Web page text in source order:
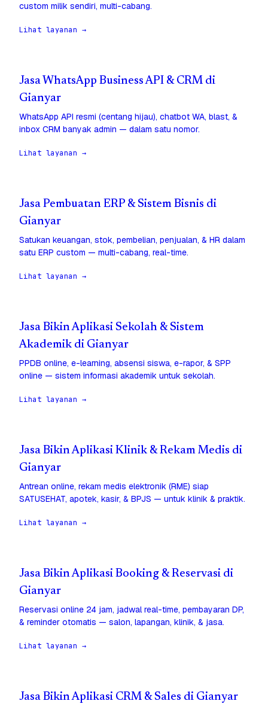
custom milik sendiri, multi-cabang.
Lihat layanan →
Jasa WhatsApp Business API & CRM di
Gianyar
WhatsApp API resmi (centang hijau), chatbot WA, blast, &
inbox CRM banyak admin — dalam satu nomor.
Lihat layanan →
Jasa Pembuatan ERP & Sistem Bisnis di
Gianyar
Satukan keuangan, stok, pembelian, penjualan, & HR dalam
satu ERP custom — multi-cabang, real-time.
Lihat layanan →
Jasa Bikin Aplikasi Sekolah & Sistem
Akademik di Gianyar
PPDB online, e-learning, absensi siswa, e-rapor, & SPP
online — sistem informasi akademik untuk sekolah.
Lihat layanan →
Jasa Bikin Aplikasi Klinik & Rekam Medis di
Gianyar
Antrean online, rekam medis elektronik (RME) siap
SATUSEHAT, apotek, kasir, & BPJS — untuk klinik & praktik.
Lihat layanan →
Jasa Bikin Aplikasi Booking & Reservasi di
Gianyar
Reservasi online 24 jam, jadwal real-time, pembayaran DP,
& reminder otomatis — salon, lapangan, klinik, & jasa.
Lihat layanan →
Jasa Bikin Aplikasi CRM & Sales di Gianyar